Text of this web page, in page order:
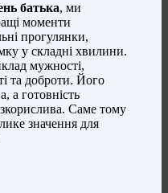
батька, ми
моменти
прогулянки,
у складні хвилини.
мужності,
та доброти. Його
а готовність
Саме тому
значення для